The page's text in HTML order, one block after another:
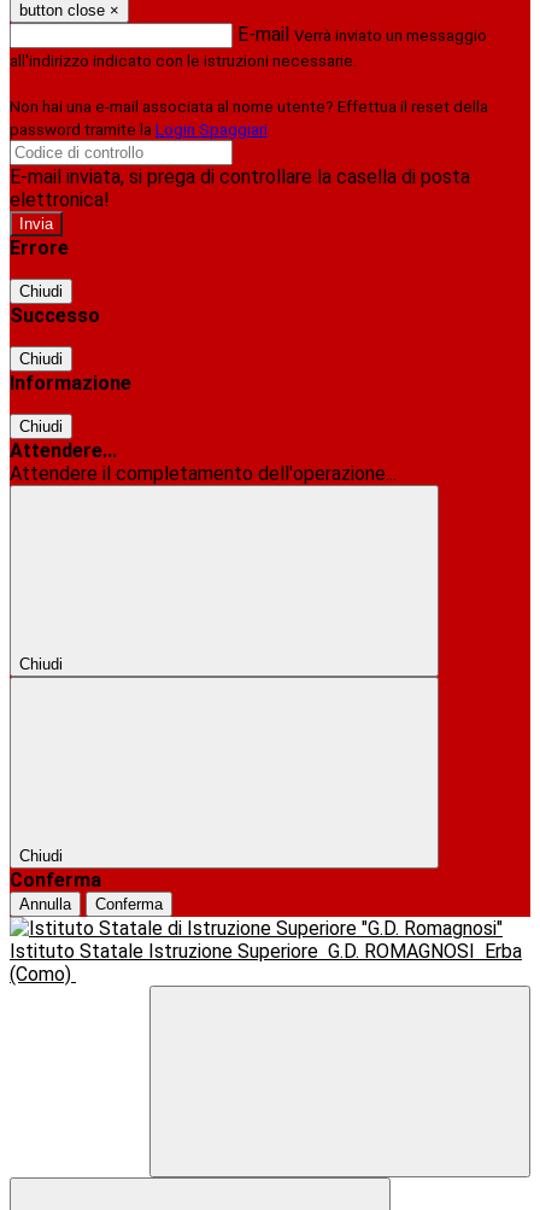
button close ×
E-mail Verrà inviato un messaggio
all'indirizzo indicato con le istruzioni necessarie.
Non hai una e-mail associata al nome utente? Effettua il reset della
password tramite la Login Spaggiari
E-mail inviata, si prega di controllare la casella di posta
elettronica!
Errore
Chiudi
Successo
Chiudi
Informazione
Chiudi
Attendere...
Attendere il completamento dell'operazione...
Chiudi
Chiudi
Conferma
Annulla Conferma
Istituto Statale Istruzione Superiore G.D. ROMAGNOSI
Erba
(Como)